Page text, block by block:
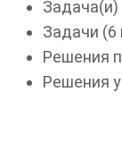
Задачи (6
Решения
Решения